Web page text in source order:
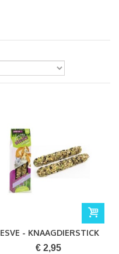
ESVE - KNAAGDIERSTICK
137 GR...
€ 2,95